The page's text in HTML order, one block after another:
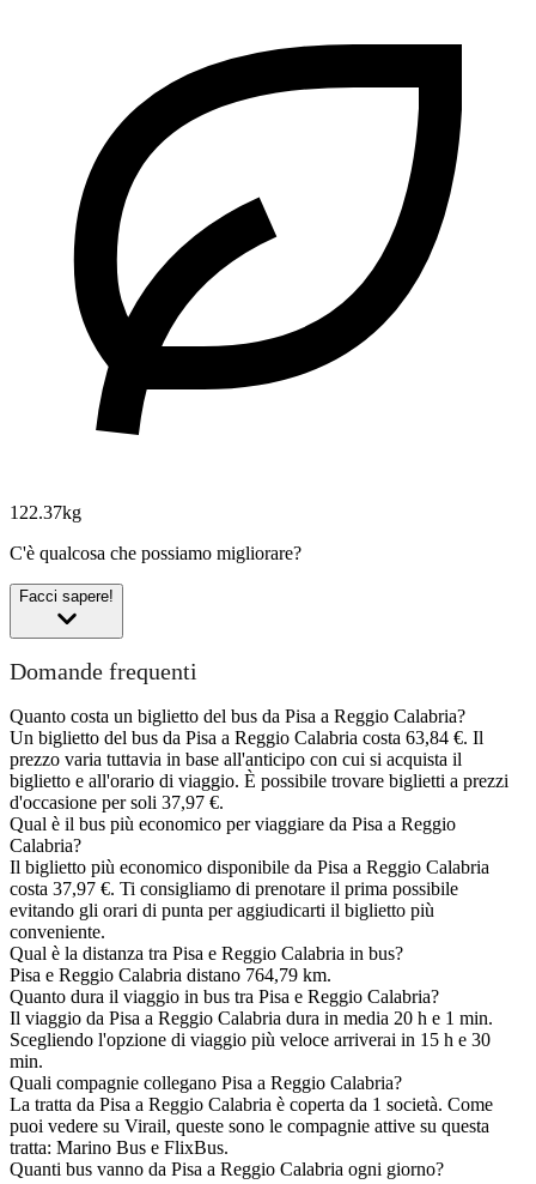
122.37kg
C'è qualcosa che possiamo migliorare?
Facci sapere!
Domande frequenti
Quanto costa un biglietto del bus da Pisa a Reggio Calabria?
Un biglietto del bus da Pisa a Reggio Calabria costa 63,84 €. Il
prezzo varia tuttavia in base all'anticipo con cui si acquista il
biglietto e all'orario di viaggio. È possibile trovare biglietti a prezzi
d'occasione per soli 37,97 €.
Qual è il bus più economico per viaggiare da Pisa a Reggio
Calabria?
Il biglietto più economico disponibile da Pisa a Reggio Calabria
costa 37,97 €. Ti consigliamo di prenotare il prima possibile
evitando gli orari di punta per aggiudicarti il biglietto più
conveniente.
Qual è la distanza tra Pisa e Reggio Calabria in bus?
Pisa e Reggio Calabria distano 764,79 km.
Quanto dura il viaggio in bus tra Pisa e Reggio Calabria?
Il viaggio da Pisa a Reggio Calabria dura in media 20 h e 1 min.
Scegliendo l'opzione di viaggio più veloce arriverai in 15 h e 30
min.
Quali compagnie collegano Pisa a Reggio Calabria?
La tratta da Pisa a Reggio Calabria è coperta da 1 società. Come
puoi vedere su Virail, queste sono le compagnie attive su questa
tratta: Marino Bus e FlixBus.
Quanti bus vanno da Pisa a Reggio Calabria ogni giorno?